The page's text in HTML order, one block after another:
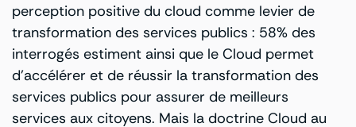
perception positive du cloud comme levier de
transformation des services publics : 58% des
interrogés estiment ainsi que le Cloud permet
d’accélérer et de réussir la transformation des
services publics pour assurer de meilleurs
services aux citoyens. Mais la doctrine Cloud au